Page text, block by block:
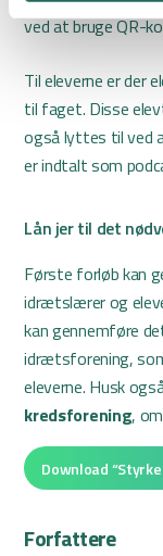
ved at bruge QR-
Til eleverne er der
til faget. Disse
også lyttes til ved
er indtalt som
Lån jer til det
Første forløb kan
idrætslærer og
kan gennemføre
idrætsforening,
eleverne. Husk
kredsforening,
Download
Forfattere